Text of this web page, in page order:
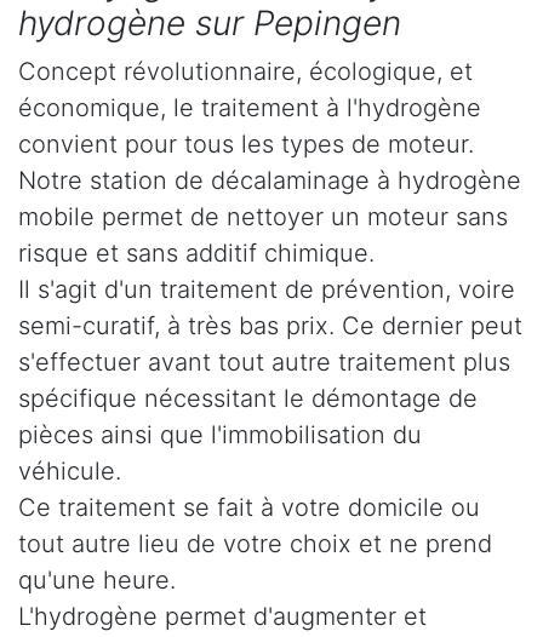
hydrogène sur Pepingen
Concept révolutionnaire, écologique, et
économique, le traitement à l'hydrogène
convient pour tous les types de moteur.
Notre station de décalaminage à hydrogène
mobile permet de nettoyer un moteur sans
risque et sans additif chimique.
Il s'agit d'un traitement de prévention, voire
semi-curatif, à très bas prix. Ce dernier peut
s'effectuer avant tout autre traitement plus
spécifique nécessitant le démontage de
pièces ainsi que l'immobilisation du
véhicule.
Ce traitement se fait à votre domicile ou
tout autre lieu de votre choix et ne prend
qu'une heure.
L'hydrogène permet d'augmenter et